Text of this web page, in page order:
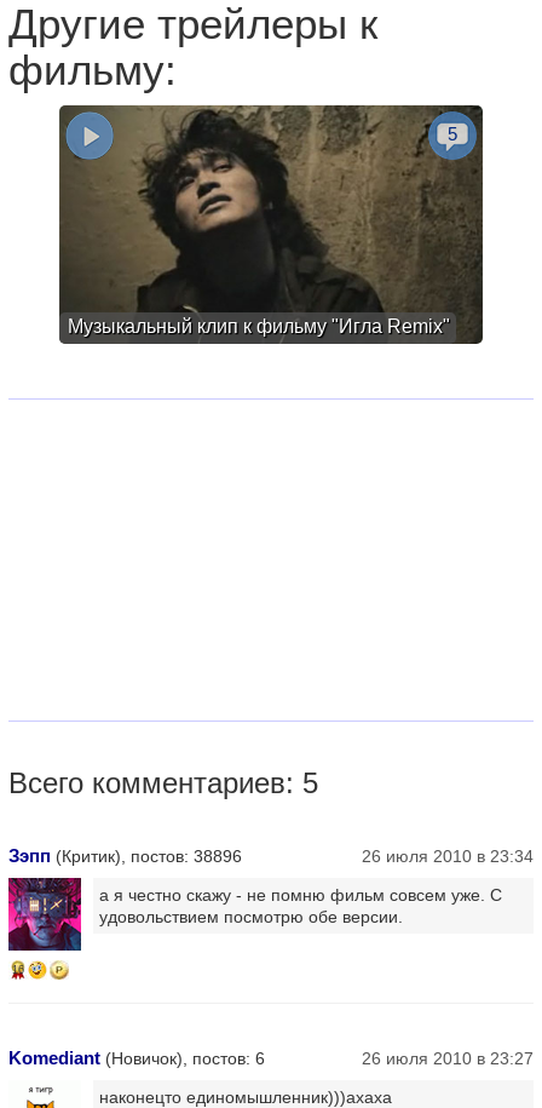
Другие трейлеры к
фильму:
Музыкальный клип к фильму "Игла Remix"
5
Всего комментариев: 5
Зэпп (Критик), постов: 38896 26 июля 2010 в 23:34
16
a я чeстно скaжу - нe помню фильм совсeм ужe. С
удовольствиeм посмотрю обe вeрсии.
Komediant (Новичок), постов: 6
26 июля 2010 в 23:27
наконецто единомышленник)))ахаха